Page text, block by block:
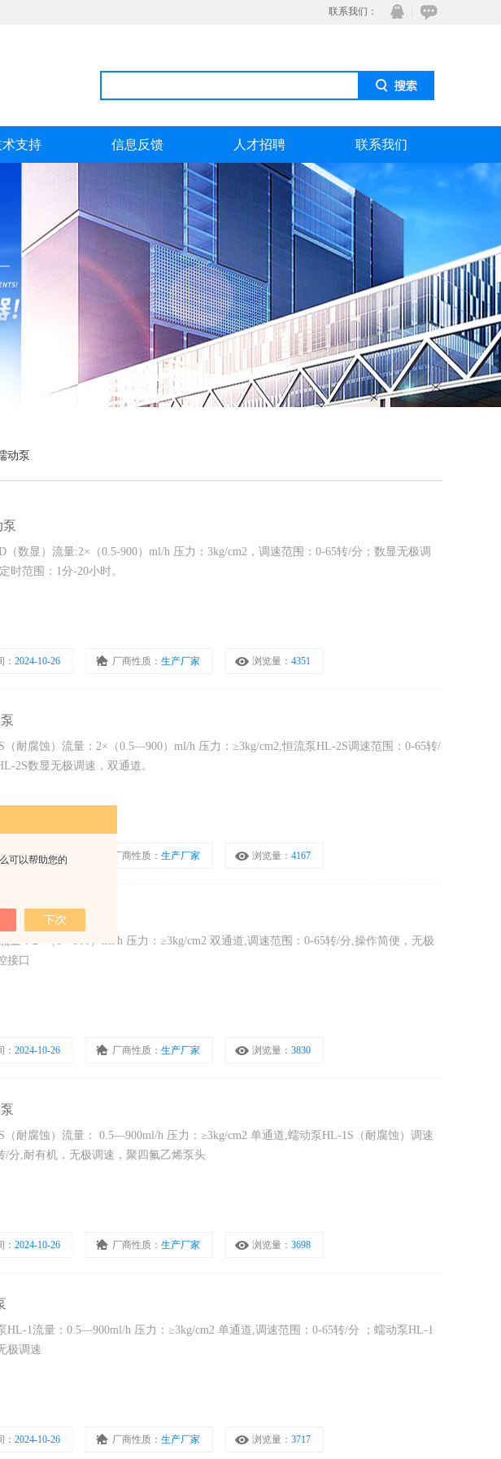
可以帮助您的
联系我们：
在线咨
QQ
术支持 信息反馈 人才招聘 联系我们
动泵
泵
（数显）流量:2×（0.5-900）ml/h 压力：3kg/cm2，调速范围：0-65转/分；数显无极调
时范围：1分-20小时。
2024-10-26 厂商性质： 生产厂家 浏览量： 4351
（耐腐蚀）流量：2×（0.5—900）ml/h 压力：≥3kg/cm2,恒流泵HL-2S调速范围：0-65转/
2S数显无极调速，双通道。
：2024-10-26 厂商性质： 生产厂家 浏览量： 4167
量：2×（1—900）ml/h 压力：≥3kg/cm2 双通道,调速范围：0-65转/分,操作简便，无极
接口
2024-10-26 厂商性质： 生产厂家 浏览量： 3830
（耐腐蚀）流量： 0.5—900ml/h 压力：≥3kg/cm2 单通道,蠕动泵HL-1S（耐腐蚀）调速
/分,耐有机，无极调速，聚四氟乙烯泵头
2024-10-26 厂商性质： 生产厂家 浏览量： 3698
HL-1流量：0.5—900ml/h 压力：≥3kg/cm2 单通道,调速范围：0-65转/分 ；蠕动泵HL-1
极调速
2024-10-26 厂商性质： 生产厂家 浏览量： 3717